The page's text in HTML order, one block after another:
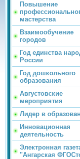
Повышение
мастерства
Взаимообучение
городов
Год единства
России
Год дошкольного
образования
Августовские
мероприятия
Лидер в
Инновационная
деятельность
Электронная
"Ангарская